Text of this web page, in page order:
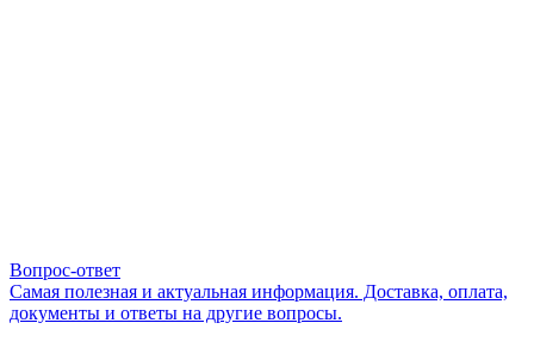
Вопрос-ответ
Самая полезная и актуальная информация. Доставка, оплата,
документы и ответы на другие вопросы.